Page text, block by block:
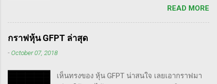
3/01/21/book-review-of-stock-market-
technique-number-one-by-richard-d-wyckoff/
ขั้นตอนการทำราคาของ Market Maker 1) เลือก
ต้องการทำให้ตลาดวิ่งขึ้น, เขาจะทดสอบหุ้นนำ
Oliver Kell เป็นนักเทรดที่ประสบความสำเร็จอย่าง
ยิ่งใหญ่ โดยเขาทำผลตอบแทนได้ถึง 941% ในการ
แข่งขันเทรด U.S. Investing Championship ปี
2020 ด้วยประสบการณ์การเทรดที่ยาวนาน เขา
ได้พัฒนากลยุทธ์ที่สามารถทำกำไรได้ทั้งในช่วง
(Downtrend) ภาพรวมของกลยุทธ์ Cycle of
READ MORE
กราฟหุ้น GFPT ล่าสุด
-October 07, 2018
เห็นทรงของ หุ้น GFPT น่าสนใจ เลยเอากราฟมา